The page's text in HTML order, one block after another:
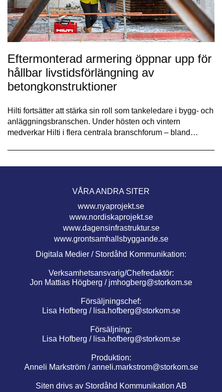
Eftermonterad armering öppnar upp för
hållbar livstidsförlängning av
betongkonstruktioner
Hilti fortsätter att stärka sin roll som tankeledare i bygg- och
anläggningsbranschen. Under hösten och vintern
medverkar Hilti i flera centrala branschforum – bland…
VÅRA ANDRA SITER
www.nyaprojekt.se
www.nordiskaprojekt.se
www.dagensinfrastruktur.se
www.grontsamhallsbyggande.se
Digitala Medier / Stordåhd Kommunikation:
Verksamhetsansvarig/Chefredaktör:
Jon Mattias Högberg / jmhogberg@storkom.se
Försäljningschef:
Lisa Hofberg / lisa.hofberg@storkom.se
Försäljning:
Lisa Hofberg / lisa.hofberg@storkom.se
Produktion:
Anneli Markström /anneli.markstrom@storkom.se
Siten drivs av Stordåhd Kommunikation AB